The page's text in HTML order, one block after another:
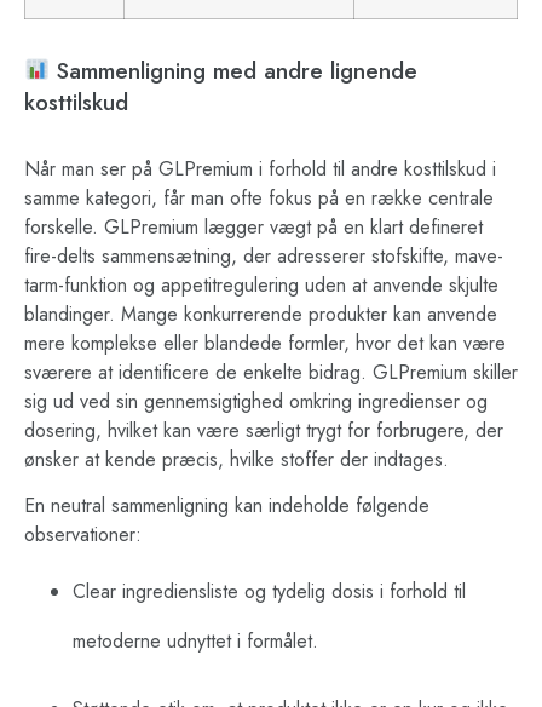
Sammenligning med andre lignende
kosttilskud
Når man ser på GLPremium i forhold til andre kosttilskud i
samme kategori, får man ofte fokus på en række centrale
forskelle. GLPremium lægger vægt på en klart defineret
fire-delts sammensætning, der adresserer stofskifte, mave-
tarm-funktion og appetitregulering uden at anvende skjulte
blandinger. Mange konkurrerende produkter kan anvende
mere komplekse eller blandede formler, hvor det kan være
sværere at identificere de enkelte bidrag. GLPremium skiller
sig ud ved sin gennemsigtighed omkring ingredienser og
dosering, hvilket kan være særligt trygt for forbrugere, der
ønsker at kende præcis, hvilke stoffer der indtages.
En neutral sammenligning kan indeholde følgende
observationer:
Clear ingrediensliste og tydelig dosis i forhold til
metoderne udnyttet i formålet.